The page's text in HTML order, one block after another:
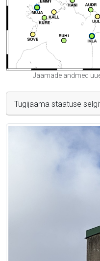
Jaamade andmed
Tugijaama staatuse